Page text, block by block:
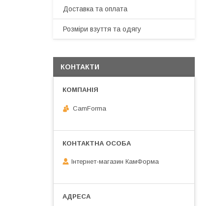
Доставка та оплата
Розміри взуття та одягу
КОНТАКТИ
CamForma
Інтернет-магазин КамФорма